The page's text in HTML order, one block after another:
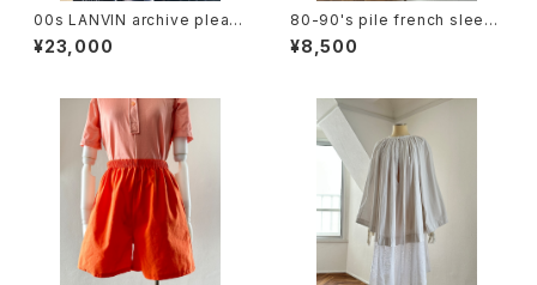
00s LANVIN archive pleats
skirt
¥23,000
80-90's pile french sleev
e dress
¥8,500